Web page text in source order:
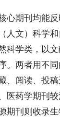
心期刊均能
人文）科学
科学类，以
。两者用不
、阅读、投
医药学期刊
期刊则收录